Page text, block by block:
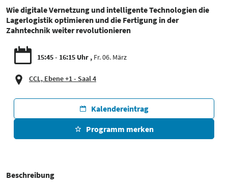
Wie digitale Vernetzung und intelligente Technologien die
Lagerlogistik optimieren und die Fertigung in der
Zahntechnik weiter revolutionieren
15:45 - 16:15 Uhr Fr. 06. März
CCL, Ebene +1 - Saal 4
Kalendereintrag
Programm merken
Beschreibung